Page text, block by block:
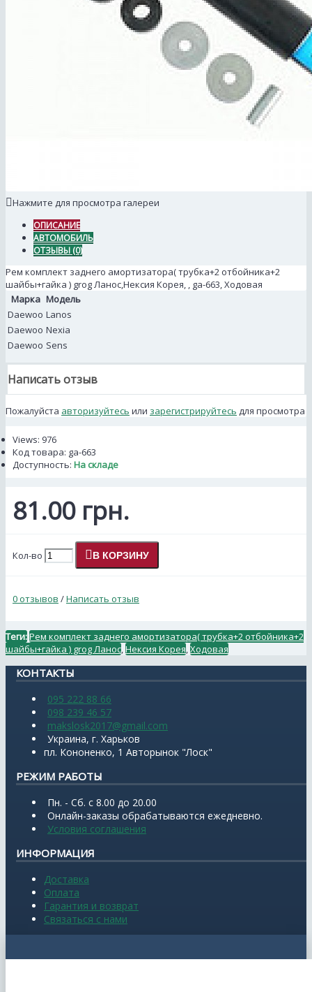
Нажмите для просмотра галереи
ОПИСАНИЕ
АВТОМОБИЛЬ
ОТЗЫВЫ (0)
Рем комплект заднего амортизатора( трубка+2 отбойника+2
шайбы+гайка ) grog Ланос,Нексия Корея, , ga-663, Ходовая
Марка Модель
Daewoo Lanos
Daewoo Nexia
Daewoo Sens
Написать отзыв
Пожалуйста авторизуйтесь или зарегистрируйтесь для просмотра
Views: 976
Код товара: ga-663
Доступность: На складе
81.00 грн.
Кол-во В КОРЗИНУ
0 отзывов /Написать отзыв
Теги:Рем комплект заднего амортизатора( трубка+2 отбойника+2
шайбы+гайка ) grog Ланос Нексия Корея Ходовая
КОНТАКТЫ
095 222 88 66
098 239 46 57
makslosk2017@gmail.com
Украина, г. Харьков
пл. Кононенко, 1 Авторынок "Лоск"
РЕЖИМ РАБОТЫ
Пн. - Сб. с 8.00 до 20.00
Онлайн-заказы обрабатываются ежедневно.
Условия соглашения
ИНФОРМАЦИЯ
Доставка
Оплата
Гарантия и возврат
Связаться с нами